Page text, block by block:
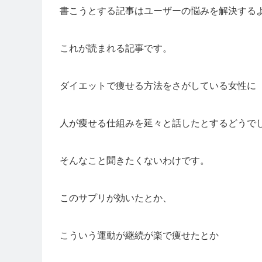
書こうとする記事はユーザーの悩みを解決する
これが読まれる記事です。
ダイエットで痩せる方法をさがしている女性に
人が痩せる仕組みを延々と話したとするどうで
そんなこと聞きたくないわけです。
このサプリが効いたとか、
こういう運動が継続が楽で痩せたとか